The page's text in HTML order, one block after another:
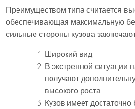
Преимуществом типа считается
обеспечивающая максимальную
сильные стороны кузова
Широкий вид.
В экстренной ситуации
получают
высокого роста
Кузов имеет